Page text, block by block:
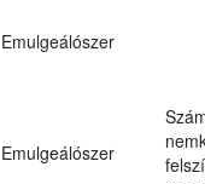
Emulgeálószer
Emulgeálószer